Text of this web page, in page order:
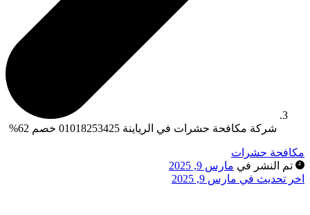
شركة مكافحة حشرات في الرياينة 01018253425 خصم 62%
مكافحة حشرات
تم النشر في مارس 9, 2025
اخر تحديث في مارس 9, 2025